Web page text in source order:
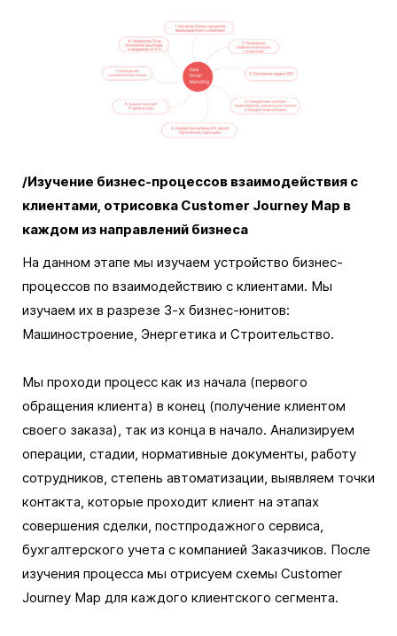
/Изучение бизнес-процессов взаимодействия с
клиентами, отрисовка Customer Journey Map в
каждом из направлений бизнеса
На данном этапе мы изучаем устройство бизнес-
процессов по взаимодействию с клиентами. Мы
изучаем их в разрезе 3-х бизнес-юнитов:
Машиностроение, Энергетика и Строительство.
Мы проходи процесс как из начала (первого
обращения клиента) в конец (получение клиентом
своего заказа), так из конца в начало. Анализируем
операции, стадии, нормативные документы, работу
сотрудников, степень автоматизации, выявляем точки
контакта, которые проходит клиент на этапах
совершения сделки, постпродажного сервиса,
бухгалтерского учета с компанией Заказчиков. После
изучения процесса мы отрисуем схемы Customer
Journey Map для каждого клиентского сегмента.